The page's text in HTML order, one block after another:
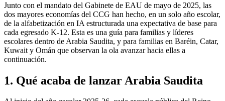
Junto con el mandato del Gabinete de EAU de mayo de 2025, las
dos mayores economías del CCG han hecho, en un solo año escolar,
de la alfabetización en IA estructurada una expectativa de base para
cada egresado K-12. Esta es una guía para familias y líderes
escolares dentro de Arabia Saudita, y para familias en Baréin, Catar,
Kuwait y Omán que observan la ola avanzar hacia ellas a
continuación.
1. Qué acaba de lanzar Arabia Saudita